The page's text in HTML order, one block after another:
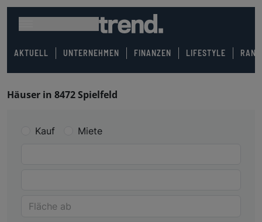
AKTUELL UNTERNEHMEN FINANZEN LIFESTYLE
Häuser in 8472 Spielfeld
Kauf Miete